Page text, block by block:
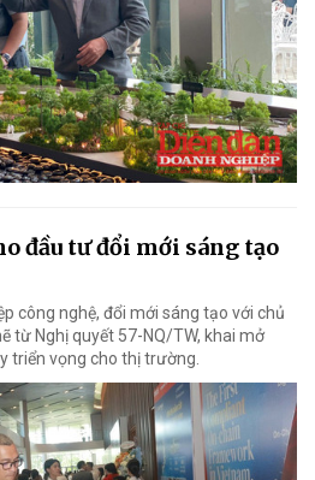
đầu tư đổi mới sáng tạo
công nghệ, đổi mới sáng tạo với chủ
từ Nghị quyết 57-NQ/TW, khai mở
triển vọng cho thị trường.